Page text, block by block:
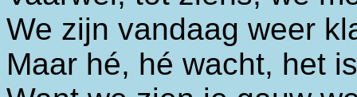
We zijn vandaag weer
Maar hé, hé wacht, het